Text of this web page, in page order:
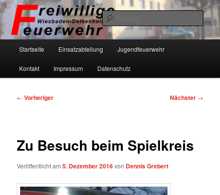
Zum
primären
Inhalt
springenFreiwillige Feuerwehr Wiesbaden-
Startseite Einsatzabteilung Jugendfeuerwehr
Kontakt Impressum Datenschutz
Beitragsnavigation
← Vorheriger Nächster →
Zu Besuch beim Spielkreis
Veröffentlicht am5. Dezember 2016von Dennis Grebert